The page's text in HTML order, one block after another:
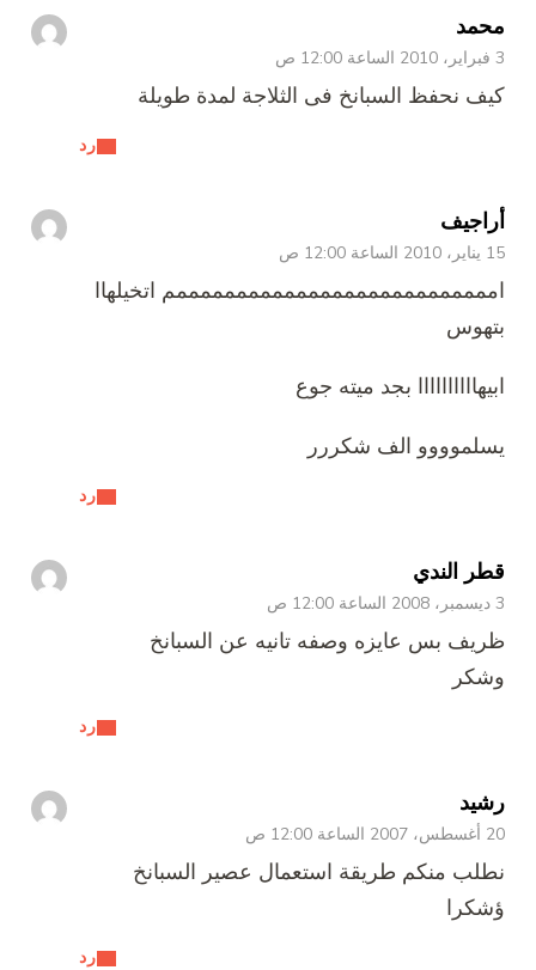
محمد
3 فبراير، 2010 الساعة 12:00 ص
رد
كيف نحفظ السبانخ فى الثلاجة لمدة طويلة
أراجيف
15 يناير، 2010 الساعة 12:00 ص
رد
امممممممممممممممممممممممممممم اتخيلهاا
بتهوس
ابيهاااااااااا بجد ميته جوع
يسلموووو الف شكررر
قطر الندي
3 ديسمبر، 2008 الساعة 12:00 ص
رد
ظريف بس عايزه وصفه تانيه عن السبانخ
وشكر
رشيد
20 أغسطس، 2007 الساعة 12:00 ص
رد
نطلب منكم طريقة استعمال عصير السبانخ
ؤشكرا